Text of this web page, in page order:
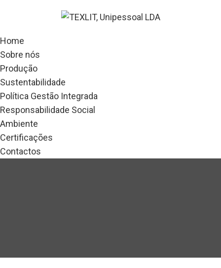
Home
Sobre nós
Produção
Sustentabilidade
Política Gestão Integrada
Responsabilidade Social
Ambiente
Certificações
Contactos